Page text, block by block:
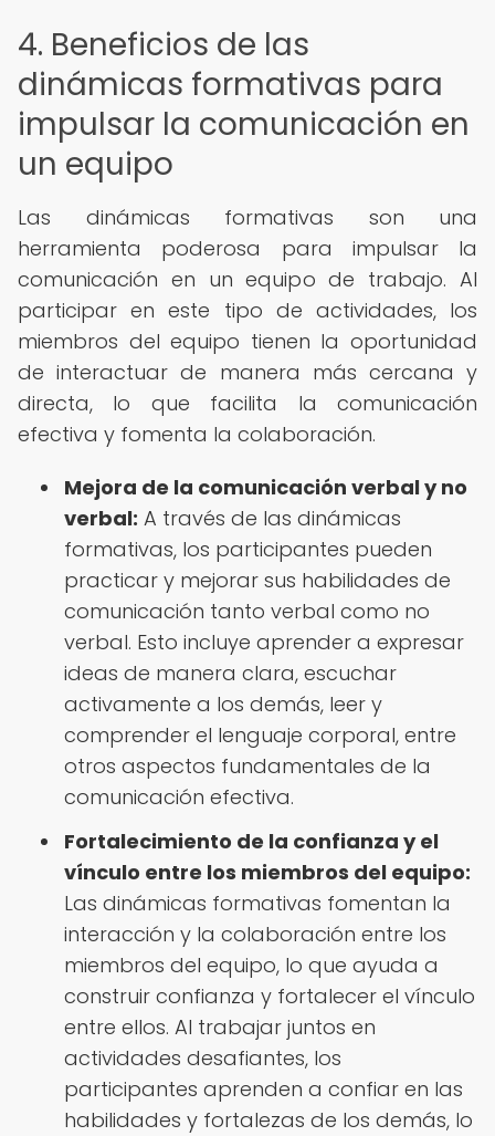
4. Beneficios de las
dinámicas formativas para
impulsar la comunicación en
un equipo
Las dinámicas formativas son una
herramienta poderosa para impulsar la
comunicación en un equipo de trabajo. Al
participar en este tipo de actividades, los
miembros del equipo tienen la oportunidad
de interactuar de manera más cercana y
directa, lo que facilita la comunicación
efectiva y fomenta la colaboración.
Mejora de la comunicación verbal y no
verbal: A través de las dinámicas
formativas, los participantes pueden
practicar y mejorar sus habilidades de
comunicación tanto verbal como no
verbal. Esto incluye aprender a expresar
ideas de manera clara, escuchar
activamente a los demás, leer y
comprender el lenguaje corporal, entre
otros aspectos fundamentales de la
comunicación efectiva.
Fortalecimiento de la confianza y el
vínculo entre los miembros del equipo:
Las dinámicas formativas fomentan la
interacción y la colaboración entre los
miembros del equipo, lo que ayuda a
construir confianza y fortalecer el vínculo
entre ellos. Al trabajar juntos en
actividades desafiantes, los
participantes aprenden a confiar en las
habilidades y fortalezas de los demás, lo